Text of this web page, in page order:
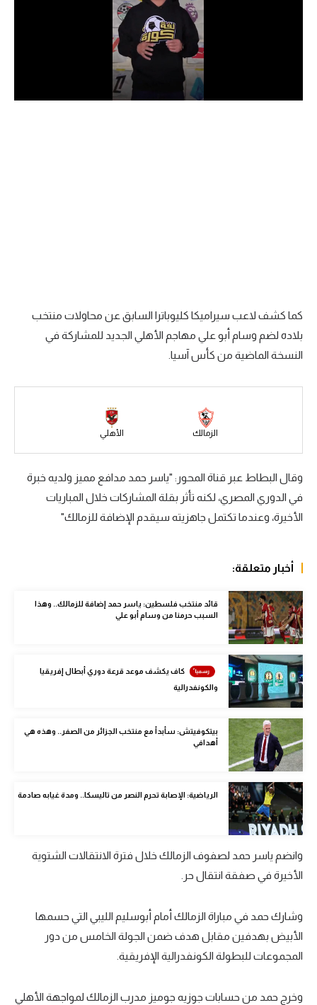
الدوري السعودي للمحترفين
سعودي في الجول
الدوري الإنجليزي
رياضات أخرى
أمم إفريقيا
كرة سلة
كرة يد
كرة طائرة
الوطن العربي
في المونديال
رياضة نسائية
آسيا
أمريكا
ركن الألعاب
أقسام خاصة
Gamers
ميركاتو
تحقيق في الجول
تقرير في الجول
حكايات في الجول
كما كشف لاعب سيراميكا كليوباترا السابق عن محاولات منتخب
بلاده لضم وسام أبو علي مهاجم الأهلي الجديد للمشاركة في
النسخة الماضية من كأس آسيا.
الزمالك الأهلي
وقال البطاط عبر قناة المحور: "ياسر حمد مدافع مميز ولديه خبرة
في الدوري المصري، لكنه تأثر بقلة المشاركات خلال المباريات
الأخيرة، وعندما تكتمل جاهزيته سيقدم الإضافة للزمالك"
أخبار متعلقة:
قائد منتخب فلسطين: ياسر حمد إضافة للزمالك.. وهذا
السبب حرمنا من وسام أبو علي
كاف يكشف موعد قرعة دوري أبطال إفريقيا
والكونفدرالية
بيتكوفيتش: سأبدأ مع منتخب الجزائر من الصفر.. وهذه هي
أهدافي
الرياضية: الإصابة تحرم النصر من تاليسكا.. ومدة غيابه صادمة
وانضم ياسر حمد لصفوف الزمالك خلال فترة الانتقالات الشتوية
الأخيرة في صفقة انتقال حر.
وشارك حمد في مباراة الزمالك أمام أبوسليم الليبي التي حسمها
الأبيض بهدفين مقابل هدف ضمن الجولة الخامس من دور
المجموعات للبطولة الكونفدرالية الإفريقية.
وخرج حمد من حسابات جوزيه جوميز مدرب الزمالك لمواجهة الأهلي